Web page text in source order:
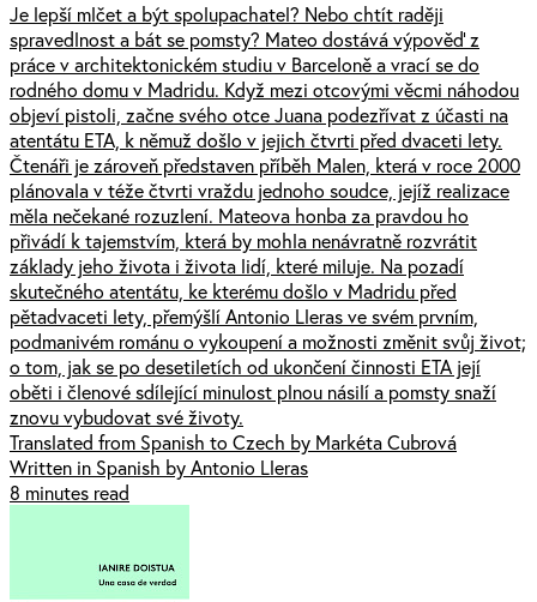
Je lepší mlčet a být spolupachatel? Nebo chtít raději
spravedlnost a bát se pomsty? Mateo dostává výpověď z
práce v architektonickém studiu v Barceloně a vrací se do
rodného domu v Madridu. Když mezi otcovými věcmi náhodou
objeví pistoli, začne svého otce Juana podezřívat z účasti na
atentátu ETA, k němuž došlo v jejich čtvrti před dvaceti lety.
Čtenáři je zároveň představen příběh Malen, která v roce 2000
plánovala v téže čtvrti vraždu jednoho soudce, jejíž realizace
měla nečekané rozuzlení. Mateova honba za pravdou ho
přivádí k tajemstvím, která by mohla nenávratně rozvrátit
základy jeho života i života lidí, které miluje. Na pozadí
skutečného atentátu, ke kterému došlo v Madridu před
pětadvaceti lety, přemýšlí Antonio Lleras ve svém prvním,
podmanivém románu o vykoupení a možnosti změnit svůj život;
o tom, jak se po desetiletích od ukončení činnosti ETA její
oběti i členové sdílející minulost plnou násilí a pomsty snaží
znovu vybudovat své životy.
Translated from Spanish to Czech by Markéta Cubrová
Written in Spanish by Antonio Lleras
8 minutes read